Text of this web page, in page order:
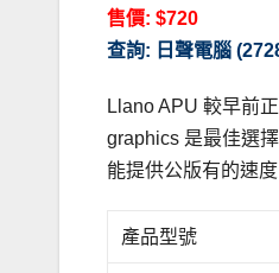
售價: $720
查詢: 日聲電腦
Llano APU 較早前
graphics 是最佳選
能提供公版有的速
產品型號